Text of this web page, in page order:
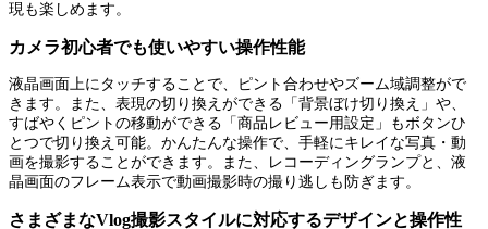
現も楽しめます。
カメラ初心者でも使いやすい操作性能
液晶画面上にタッチすることで、ピント合わせやズーム域調整がで
きます。また、表現の切り換えができる「背景ぼけ切り換え」や、
すばやくピントの移動ができる「商品レビュー用設定」もボタンひ
とつで切り換え可能。かんたんな操作で、手軽にキレイな写真・動
画を撮影することができます。また、レコーディングランプと、液
晶画面のフレーム表示で動画撮影時の撮り逃しも防ぎます。
さまざまなVlog撮影スタイルに対応するデザインと操作性